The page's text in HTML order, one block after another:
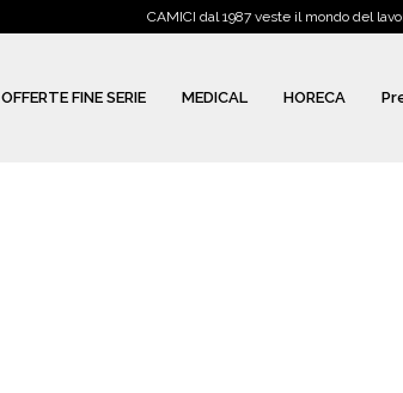
CAMICI dal 1987 veste il mondo del
OFFERTE FINE SERIE MEDICAL HORECA